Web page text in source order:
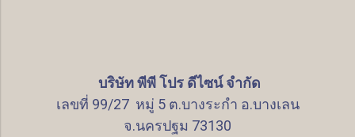
บริษัท พีพี โปร ดีไซน์ จำกัด
เลขที่ 99/27 หมู่ 5 ต.บางระกำ อ.บางเลน
จ.นครปฐม 73130